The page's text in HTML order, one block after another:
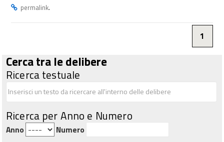
permalink.
1
Cerca tra le delibere
Ricerca testuale
Ricerca per Anno e Numero
Anno Numero